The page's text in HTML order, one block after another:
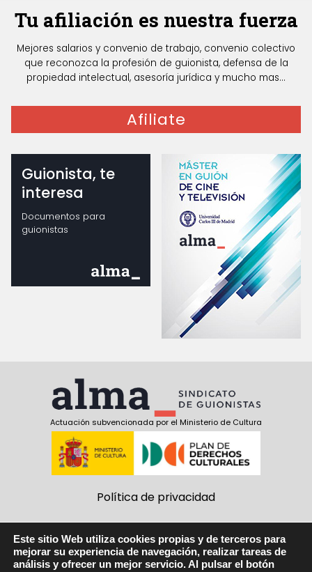
Tu afiliación es nuestra fuerza
Mejores salarios y convenio de trabajo, convenio colectivo
que reconozca la profesión de guionista, defensa de la
propiedad intelectual, asesoría jurídica y mucho mas...
Afiliate
Guionista, te
interesa
Documentos para
guionistas
Actuación subvencionada por el Ministerio de Cultura
Política de privacidad
Política de cookies
Aviso Legal
Este sitio Web utiliza cookies propias y de terceros para
mejorar su experiencia de navegación, realizar tareas de
análisis y ofrecer un mejor servicio. Al pulsar el botón